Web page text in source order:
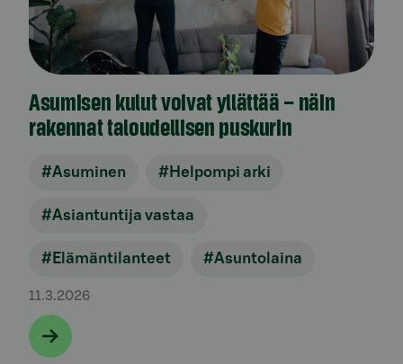
Asumisen kulut voivat yllättää – näin
rakennat taloudellisen puskurin
#Asuminen #Helpompi arki
#Asiantuntija vastaa
#Elämäntilanteet #Asuntolaina
11.3.2026